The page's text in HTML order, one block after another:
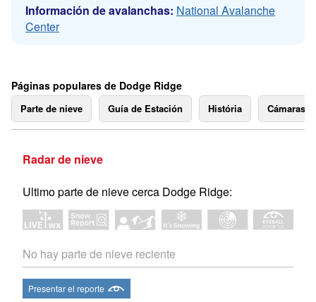
Información de avalanchas: National Avalanche
Center
Páginas populares de Dodge Ridge
Parte de nieve Guía de Estación História Cámaras
Radar de nieve
Ultimo parte de nieve cerca Dodge Ridge:
No hay parte de nieve reciente
Presentar el reporte